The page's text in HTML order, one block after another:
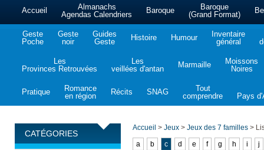
Accueil
Almanachs
Agendas Calendriers
Baroque
Baroque
(Grand Format)
Geste
Poche
Geste
noir
Guides
Geste
Histoire Humour
Inventaire
général
Les
Provinces Retrouvées
Les
veillées d'antan
Marmaille
Moissons
Noires
Pratique
Romance
en région
Récits SNAG
Tout
comprendre
Pays
CATÉGORIES
Accueil > Jeux > Jeux des 7 familles >
a
b c d e f g h i j